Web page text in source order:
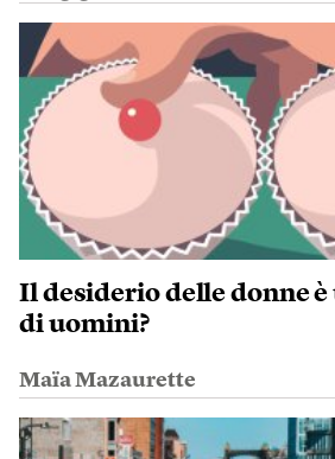
Il desiderio delle donne
di uomini?
Maïa Mazaurette